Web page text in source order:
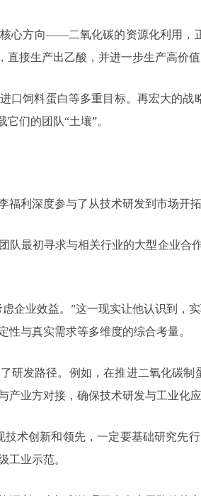
心方向——二氧化碳的资源化利用，
接生产出乙酸，并进一步生产高价
口饲料蛋白等多重目标。再宏大的
们的团队“土壤”。
利深度参与了从技术研发到市场开拓
队最初寻求与相关行业的大型企业合
企业效益。”这一现实让他认识到，
与真实需求等多维度的综合考量。
研发路径。例如，在推进二氧化碳
业方对接，确保技术研发与工业化应
术创新和领先，一定要基础研究先
工业示范。